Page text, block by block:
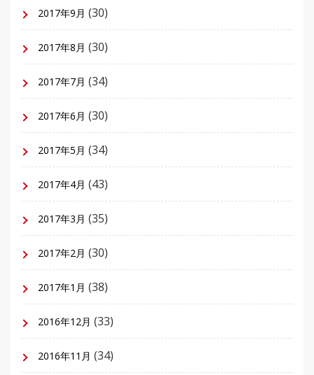
2017年9月 (30)
2017年8月 (30)
2017年7月 (34)
2017年6月 (30)
2017年5月 (34)
2017年4月 (43)
2017年3月 (35)
2017年2月 (30)
2017年1月 (38)
2016年12月 (33)
2016年11月 (34)